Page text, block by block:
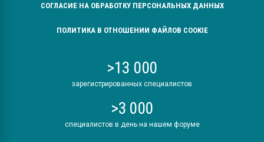
СОГЛАСИЕ НА ОБРАБОТКУ ПЕРСОНАЛЬНЫХ ДАННЫХ
ПОЛИТИКА В ОТНОШЕНИИ ФАЙЛОВ COOKIE
>13 000
зарегистрированных специалистов
>3 000
специалистов в день на нашем форуме